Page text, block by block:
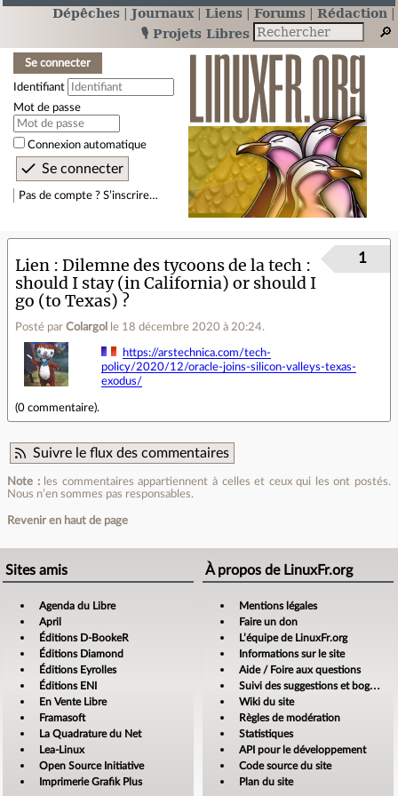
Dépêches Journaux Liens Forums
Rédaction
🎙️ Projets Libres
Se connecter
Identifiant
Mot de passe
Connexion automatique
Pas de compte ? S’inscrire…
Lien
Dilemne des tycoons de la tech :
should I stay (in California) or should I
go (to Texas) ?
Posté par Colargol le 18 décembre 2020 à 20:24.
1
https://arstechnica.com/tech-
policy/2020/12/oracle-joins-silicon-valleys-texas-
exodus/
(0 commentaire).
Suivre le flux des commentaires
Note :les commentaires appartiennent à celles et ceux qui les ont postés.
Nous n’en sommes pas responsables.
Revenir en haut de page
Sites amis
Agenda du Libre
April
Éditions D-BookeR
Éditions Diamond
Éditions Eyrolles
Éditions ENI
En Vente Libre
Framasoft
La Quadrature du Net
Lea-Linux
Open Source Initiative
Imprimerie Grafik Plus
À propos de LinuxFr.org
Mentions légales
Faire un don
L’équipe de LinuxFr.org
Informations sur le site
Aide / Foire aux questions
Suivi des suggestions et bogues
Wiki du site
Règles de modération
Statistiques
API pour le développement
Code source du site
Plan du site